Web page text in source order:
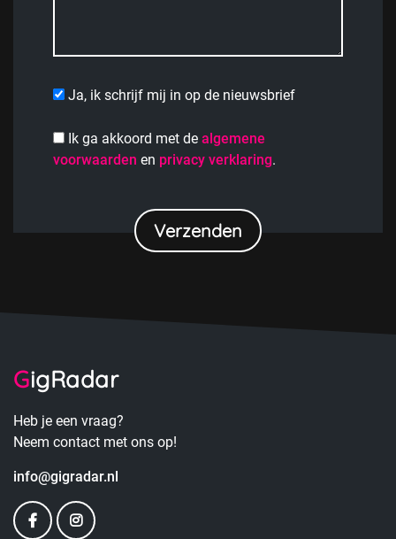
Ja, ik schrijf mij in op de nieuwsbrief
Ik ga akkoord met de algemene
voorwaarden en privacy verklaring.
GigRadar
Heb je een vraag?
Neem contact met ons op!
info@gigradar.nl